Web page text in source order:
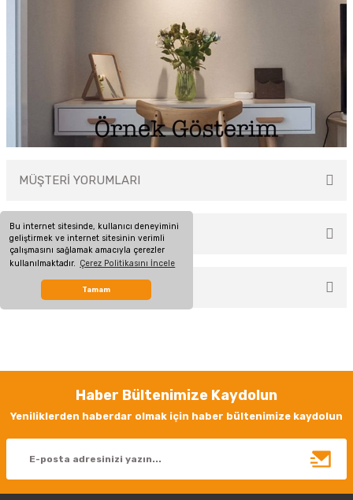
Bu internet sitesinde, kullanıcı deneyimini
geliştirmek ve internet sitesinin verimli
çalışmasını sağlamak amacıyla çerezler
kullanılmaktadır. Çerez Politikasını İncele
Tamam
MÜŞTERİ YORUMLARI
Bu ürüne ilk yorumu siz yapın!
TAKSİT SEÇENEKLERİ
ÖNERİLERİNİZ
Görüş ve önerileriniz için teşekkür ederiz.
Ürün resmi kalitesiz, bozuk veya görüntülenemiyor.
Ürün bilgilerinde hatalar bulunuyor.
Haber Bültenimize Kaydolun
Yeniliklerden haberdar olmak için haber bültenimize kaydolun